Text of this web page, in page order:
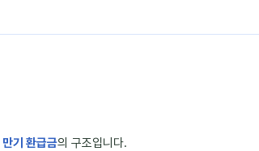
만기 환급금의 구조입니다.